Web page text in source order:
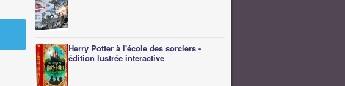
Herry Potter à l'école des sorciers -
édition lustrée interactive